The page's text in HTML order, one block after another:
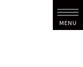
MENU